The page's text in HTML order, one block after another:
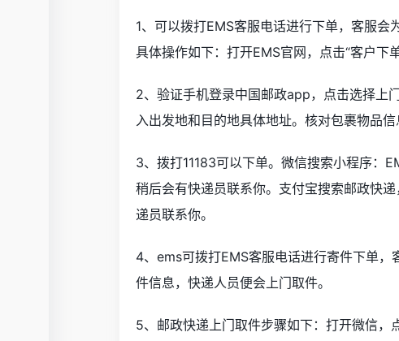
1、可以拨打EMS客服电话进行下单，客服会
具体操作如下：打开EMS官网，点击“客户下
2、验证手机登录中国邮政app，点击选择上
入出发地和目的地具体地址。核对包裹物品
3、拨打11183可以下单。微信搜索小程序：
稍后会有快递员联系你。支付宝搜索邮政快
递员联系你。
4、ems可拨打EMS客服电话进行寄件下单
件信息，快递人员便会上门取件。
5、邮政快递上门取件步骤如下：打开微信